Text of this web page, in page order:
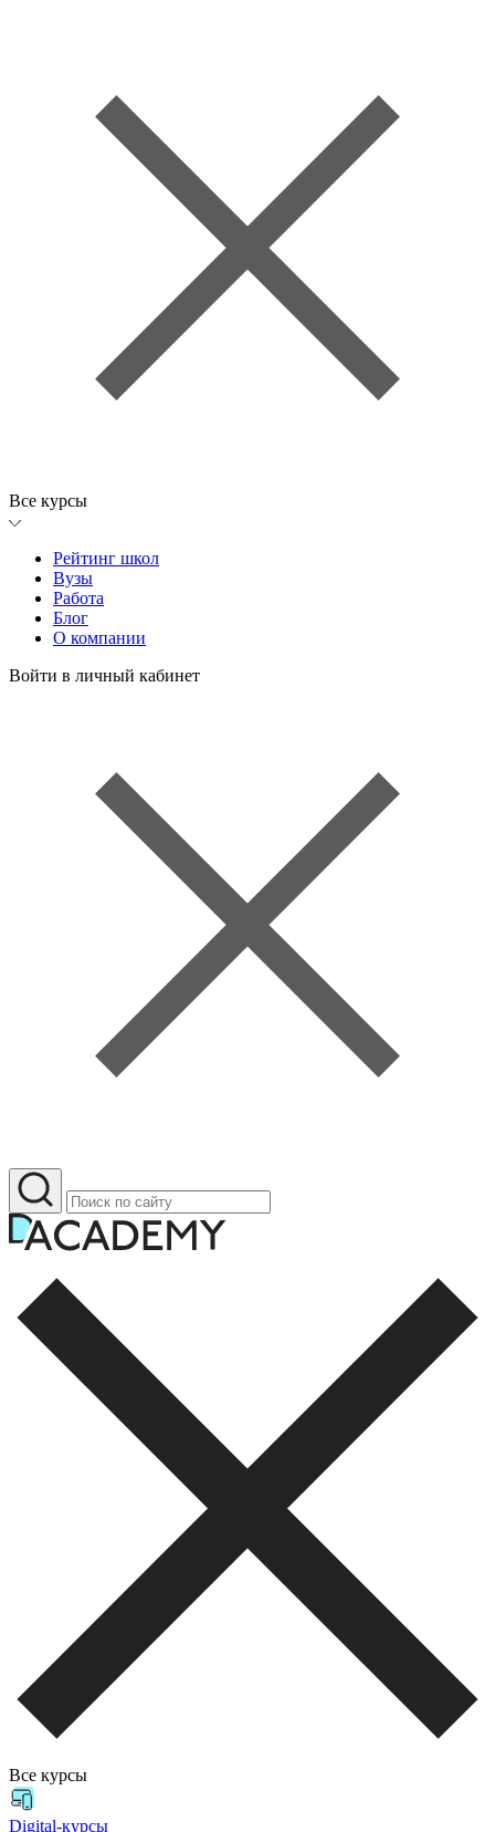
Все курсы
Рейтинг школ
Вузы
Работа
Блог
О компании
Войти в личный кабинет
Все курсы
Digital-курсы